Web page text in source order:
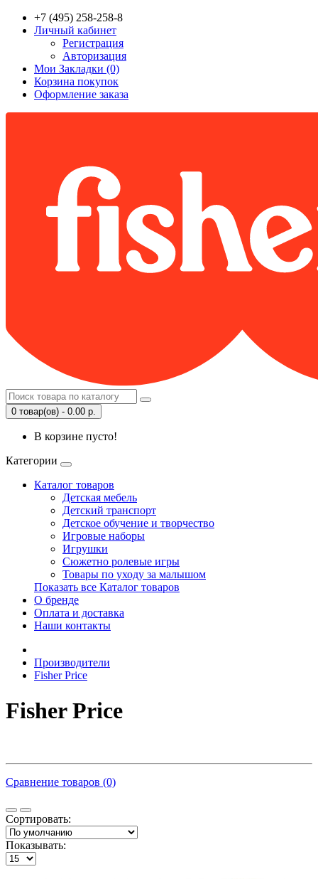
+7 (495) 258-258-8
Личный кабинет
Регистрация
Авторизация
Мои Закладки (0)
Корзина покупок
Оформление заказа
0 товар(ов) - 0.00 р.
В корзине пусто!
Категории
Каталог товаров
Детская мебель
Детский транспорт
Детское обучение и творчество
Игровые наборы
Игрушки
Сюжетно ролевые игры
Товары по уходу за малышом
Показать все Каталог товаров
О бренде
Оплата и доставка
Наши контакты
Производители
Fisher Price
Fisher Price
Сравнение товаров (0)
Сортировать:
Показывать: